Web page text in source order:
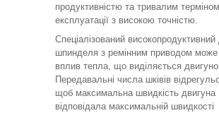
продуктивністю та тривалим терміном
експлуатації з високою точністю.
Спеціалізований високопродуктивний
шпинделя з ремінним приводом може
вплив тепла, що виділяється
Передавальні числа шківів
щоб максимальна швидкість двигуна
відповідала максимальній швидкості